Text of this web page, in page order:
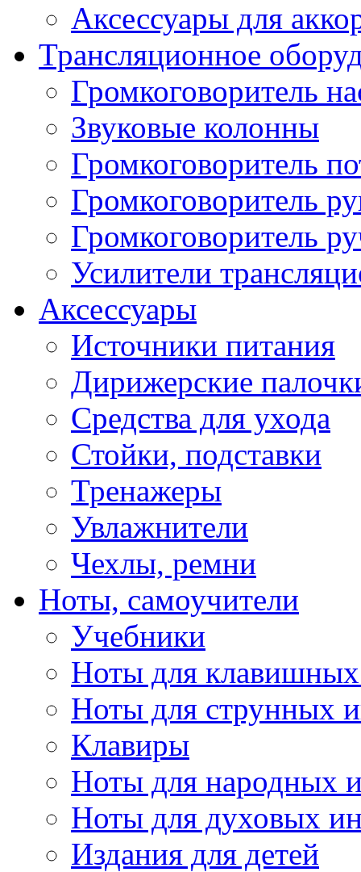
Аксессуары для
Трансляционное
Громкоговоритель
Звуковые колонны
Громкоговоритель
Громкоговоритель
Громкоговоритель
Усилители
Аксессуары
Источники питания
Дирижерские
Средства для ухода
Стойки, подставки
Тренажеры
Увлажнители
Чехлы, ремни
Ноты, самоучители
Учебники
Ноты для клавишных
Ноты для струнных
Клавиры
Ноты для народных
Ноты для духовых
Издания для детей